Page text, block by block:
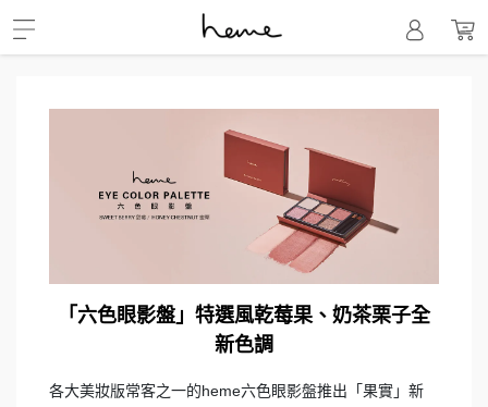
「六色眼影盤」特選風乾莓果、奶茶栗子全
新色調
各大美妝版常客之一的heme六色眼影盤推出「果實」新